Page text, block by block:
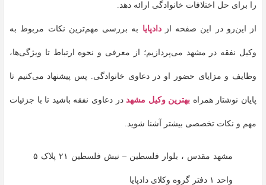
را برای حل اختلافات خانوادگی ارائه دهد.
از این‌رو در این صفحه ازدادپایا به بررسی مهم‌ترین نکات مربوط به
وکیل نفقه در مشهد می‌پردازیم؛ از معرفی و نحوه ارتباط تا ویژگی‌ها،
وظایف و مزایای حضور او در دعاوی خانوادگی. پس پیشنهاد می‌کنیم تا
پایان نوشتار همراه بهترین وکیل مشهددر دعاوی نفقه باشید تا با جزئیات
مهم و نکات تخصصی بیشتر آشنا شوید.
مشهد مقدس ، بلوار فلسطین – نبش فلسطین ۲۱ پلاک ۵
واحد ۱ دفتر گروه وکلای دادپایا